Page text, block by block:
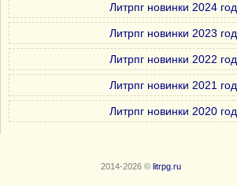
Литрпг новинки 2024
Литрпг новинки 2023
Литрпг новинки 2022
Литрпг новинки 2021
Литрпг новинки 2020
2014-2026 © litrpg.ru